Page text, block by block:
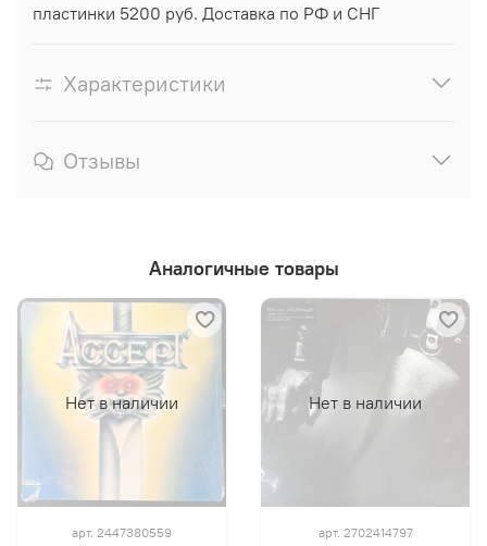
пластинки 5200 руб. Доставка по РФ и СНГ
Характеристики
Отзывы
Аналогичные товары
Нет в наличии
арт. 2447380559
Нет в наличии
арт. 2702414797